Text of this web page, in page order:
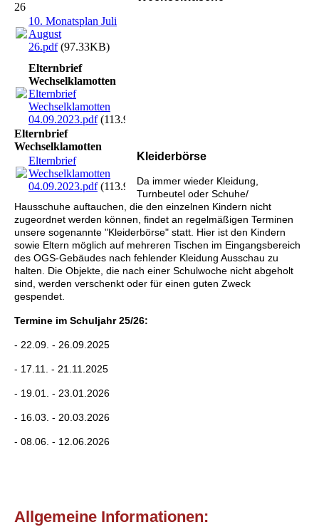
26
10. Monatsplan Juli
August
26.pdf(97.33KB)
Elternbrief
Wechselklamotten
Elternbrief
Wechselklamotten
04.09.2023.pdf(113.91KB)
Elternbrief
Wechselklamotten
Elternbrief
Wechselklamotten
04.09.2023.pdf(113.91KB)
Kleiderbörse
Da immer wieder Kleidung,
Turnbeutel oder Schuhe/
Hausschuhe auftauchen, die den einzelnen Kindern nicht
zugeordnet werden können, findet an regelmäßigen Terminen
unsere sogenannte "Kleiderbörse" statt. Hier ist den Kindern
sowie Eltern möglich auf mehreren Tischen im Eingangsbereich
des OGS-Gebäudes nach fehlender Kleidung Ausschau zu
halten. Die Objekte, die nach einer Schulwoche nicht abgeholt
sind, werden verschenkt oder für einen guten Zweck
gespendet.
Termine im Schuljahr 25/26:
- 22.09. - 26.09.2025
- 17.11. - 21.11.2025
- 19.01. - 23.01.2026
- 16.03. - 20.03.2026
- 08.06. - 12.06.2026
Allgemeine Informationen: